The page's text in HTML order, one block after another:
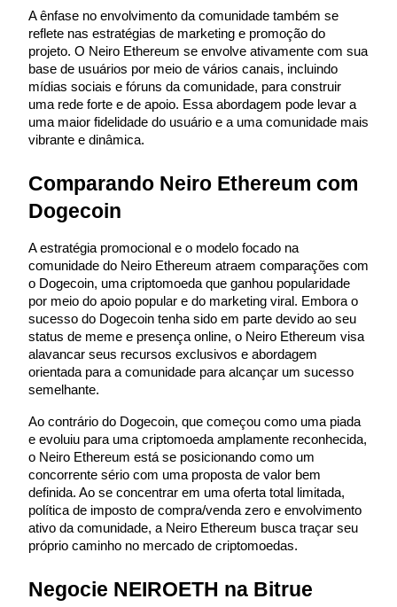
Bitrue
AI
Afiliados Bitrue
Até 65% de comissões!
Indicação
Convide um amigo para receber recompensas em dinheiro
A ênfase no envolvimento da comunidade também se
reflete nas estratégias de marketing e promoção do
projeto. O Neiro Ethereum se envolve ativamente com sua
base de usuários por meio de vários canais, incluindo
mídias sociais e fóruns da comunidade, para construir
uma rede forte e de apoio. Essa abordagem pode levar a
uma maior fidelidade do usuário e a uma comunidade mais
vibrante e dinâmica.
Comparando Neiro Ethereum com
Dogecoin
A estratégia promocional e o modelo focado na
comunidade do Neiro Ethereum atraem comparações com
o Dogecoin, uma criptomoeda que ganhou popularidade
por meio do apoio popular e do marketing viral. Embora o
sucesso do Dogecoin tenha sido em parte devido ao seu
status de meme e presença online, o Neiro Ethereum visa
alavancar seus recursos exclusivos e abordagem
orientada para a comunidade para alcançar um sucesso
semelhante.
Ao contrário do Dogecoin, que começou como uma piada
e evoluiu para uma criptomoeda amplamente reconhecida,
o Neiro Ethereum está se posicionando como um
concorrente sério com uma proposta de valor bem
definida. Ao se concentrar em uma oferta total limitada,
política de imposto de compra/venda zero e envolvimento
ativo da comunidade, a Neiro Ethereum busca traçar seu
próprio caminho no mercado de criptomoedas.
Negocie NEIROETH na Bitrue